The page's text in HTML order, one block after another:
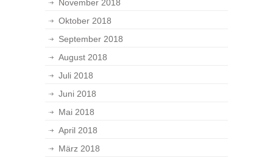
November 2018
Oktober 2018
September 2018
August 2018
Juli 2018
Juni 2018
Mai 2018
April 2018
März 2018